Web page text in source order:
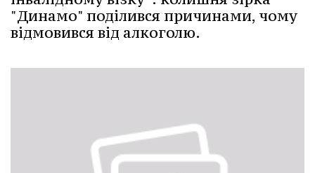
"Динамо" поділився причинами, чому
відмовився від алкоголю.